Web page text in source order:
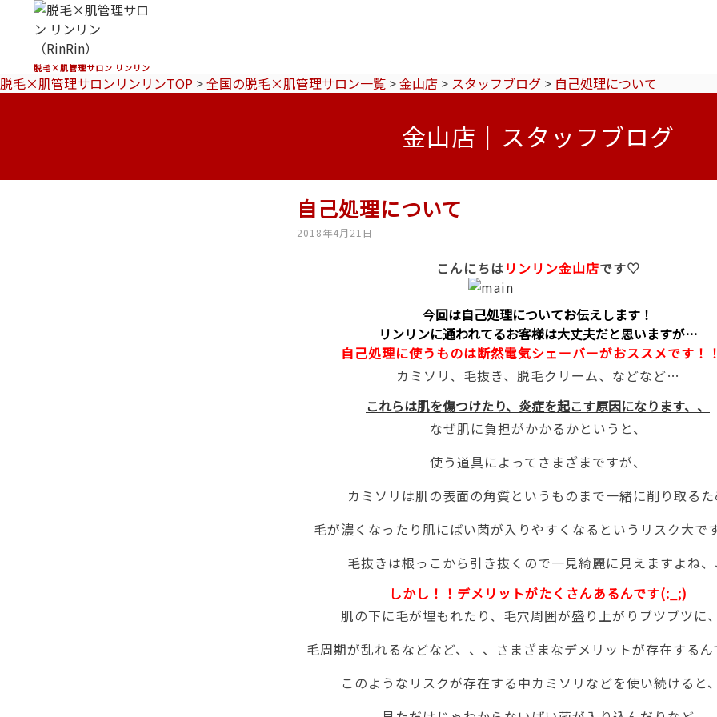
脱毛×肌管理サロン リンリン
脱毛×肌管理サロンリンリンTOP >全国の脱毛×肌管理サロン一覧 >金山店 > スタッフブログ > 自己処理について
金山店｜スタッフブログ
自己処理について
2018年4月21日
こんにちはリンリン金山店です♡
今回は自己処理についてお伝えします！
リンリンに通われてるお客様は大丈夫だと思いますが…
自己処理に使うものは断然電気シェーバーがおススメです！
カミソリ、毛抜き、脱毛クリーム、などなど…
これらは肌を傷つけたり、炎症を起こす原因になります、、
なぜ肌に負担がかかるかというと、
使う道具によってさまざまですが、
カミソリは肌の表面の角質というものまで一緒に削り取る
毛が濃くなったり肌にばい菌が入りやすくなるというリスク大で
毛抜きは根っこから引き抜くので一見綺麗に見えますよね
しかし！！デメリットがたくさんあるんです(:_;)
肌の下に毛が埋もれたり、毛穴周囲が盛り上がりブツブツに
毛周期が乱れるなどなど、、、さまざまなデメリットが存在する
このようなリスクが存在する中カミソリなどを使い続けると